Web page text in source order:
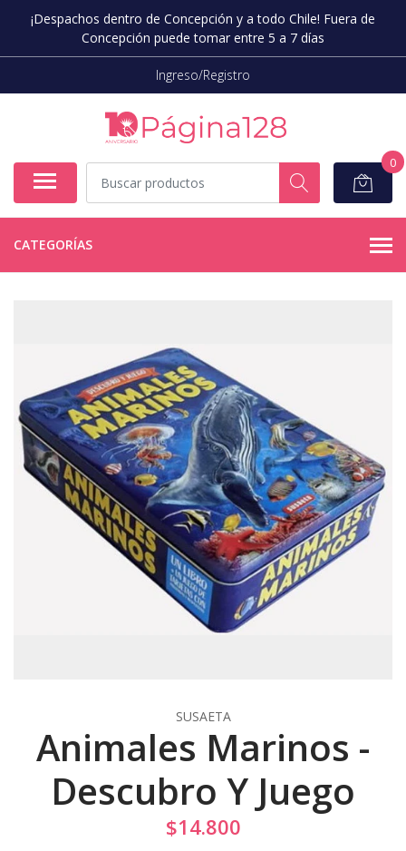
¡Despachos dentro de Concepción y a todo Chile! Fuera de
Concepción puede tomar entre 5 a 7 días
Ingreso/Registro
0
CATEGORÍAS
SUSAETA
Animales Marinos -
Descubro Y Juego
$14.800